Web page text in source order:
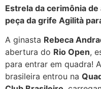
Estrela da cerimônia
peça da grife Agilità
A ginasta Rebeca
abertura do Rio Open,
para entrar em quadra!
brasileira entrou na